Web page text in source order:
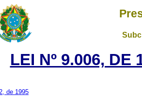
LEI Nº 9.006, DE
de 1995